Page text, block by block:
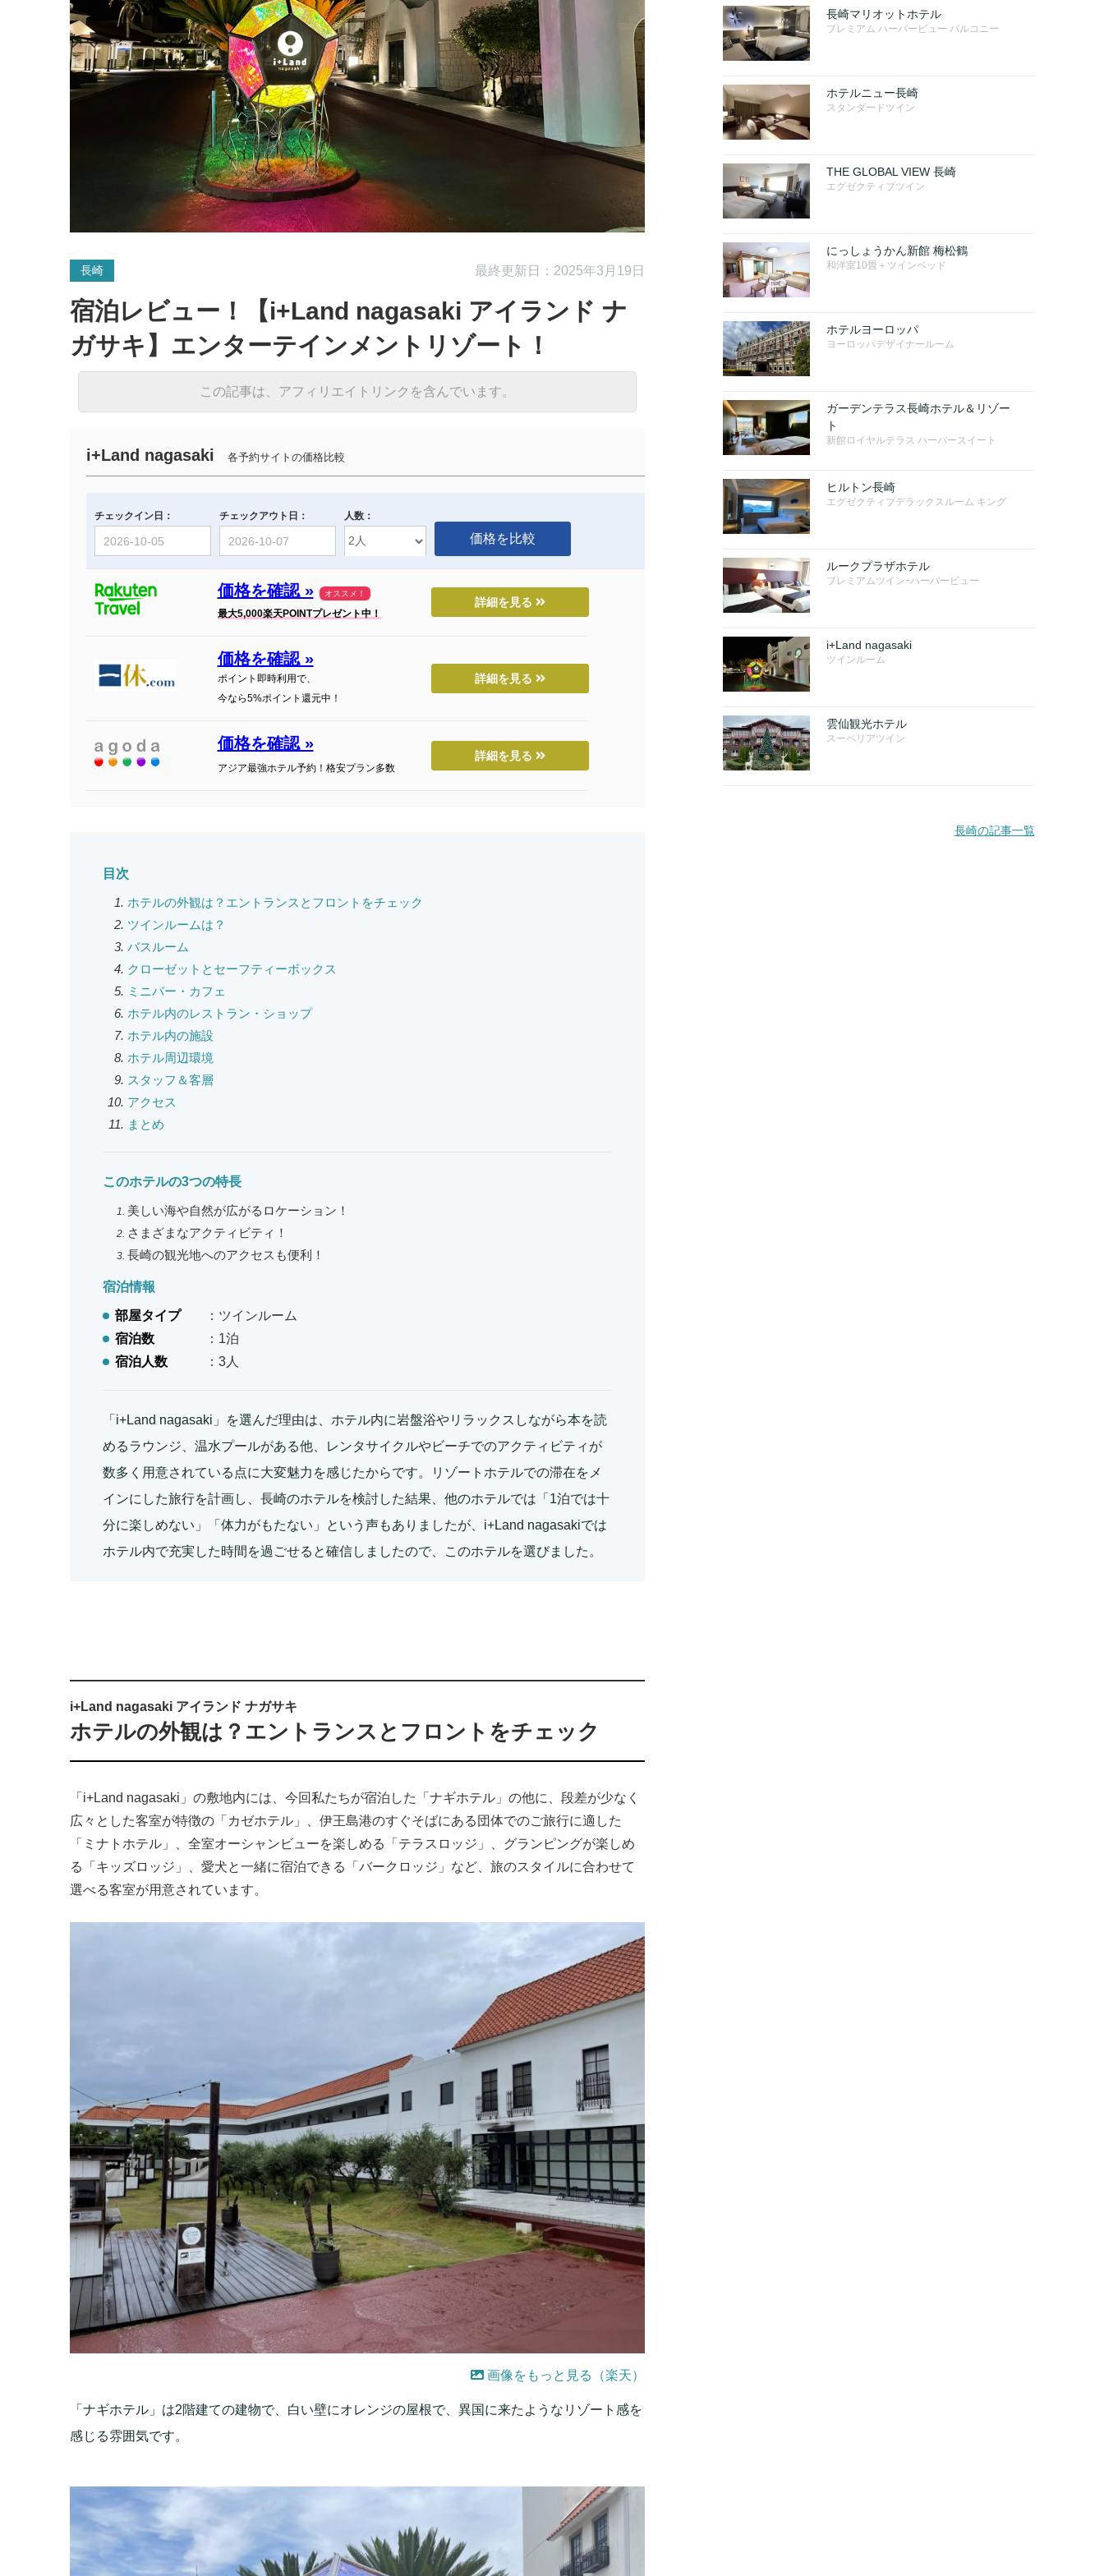
長崎 最終更新日：2025年3月19日
宿泊レビュー！【i+Land nagasaki アイランド ナ
ガサキ】エンターテインメントリゾート！
この記事は、アフィリエイトリンクを含んでいます。
i+Land nagasaki 各予約サイトの価格比較
チェックイン日： チェックアウト日： 人数：
価格を確認 » オススメ！
最大5,000楽天POINTプレゼント中！
詳細を見る
価格を確認 »
ポイント即時利用で、
今なら5%ポイント還元中！
詳細を見る
価格を確認 »
アジア最強ホテル予約！格安プラン多数
詳細を見る
目次
ホテルの外観は？エントランスとフロントをチェック
ツインルームは？
バスルーム
クローゼットとセーフティーボックス
ミニバー・カフェ
ホテル内のレストラン・ショップ
ホテル内の施設
ホテル周辺環境
スタッフ＆客層
アクセス
まとめ
このホテルの3つの特長
美しい海や自然が広がるロケーション！
さまざまなアクティビティ！
長崎の観光地へのアクセスも便利！
宿泊情報
部屋タイプ
：ツインルーム
宿泊数
：1泊
宿泊人数
：3人
「i+Land nagasaki」を選んだ理由は、ホテル内に岩盤浴やリラックスしながら本を読
めるラウンジ、温水プールがある他、レンタサイクルやビーチでのアクティビティが
数多く用意されている点に大変魅力を感じたからです。リゾートホテルでの滞在をメ
インにした旅行を計画し、長崎のホテルを検討した結果、他のホテルでは「1泊では十
分に楽しめない」「体力がもたない」という声もありましたが、i+Land nagasakiでは
ホテル内で充実した時間を過ごせると確信しましたので、このホテルを選びました。
i+Land nagasaki アイランド ナガサキ
ホテルの外観は？エントランスとフロントをチェック
「i+Land nagasaki」の敷地内には、今回私たちが宿泊した「ナギホテル」の他に、段差が少なく
広々とした客室が特徴の「カゼホテル」、伊王島港のすぐそばにある団体でのご旅行に適した
「ミナトホテル」、全室オーシャンビューを楽しめる「テラスロッジ」、グランピングが楽しめ
る「キッズロッジ」、愛犬と一緒に宿泊できる「バークロッジ」など、旅のスタイルに合わせて
選べる客室が用意されています。
画像をもっと見る（楽天）
「ナギホテル」は2階建ての建物で、白い壁にオレンジの屋根で、異国に来たようなリゾート感を
感じる雰囲気です。
長崎マリオットホテル
プレミアム ハーバービュー バルコニー
ホテルニュー長崎
スタンダードツイン
THE GLOBAL VIEW 長崎
エグゼクティブツイン
にっしょうかん新館 梅松鶴
和洋室10畳＋ツインベッド
ホテルヨーロッパ
ヨーロッパデザイナールーム
ガーデンテラス長崎ホテル＆リゾー
ト
新館ロイヤルテラス ハーバースイート
ヒルトン長崎
エグゼクティブデラックスルーム キング
ルークプラザホテル
プレミアムツインｰハーバービュー
i+Land nagasaki
ツインルーム
雲仙観光ホテル
スーペリアツイン
長崎の記事一覧